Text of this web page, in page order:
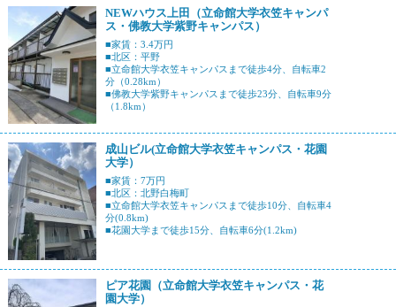
NEWハウス上田（立命館大学衣笠キャンパ
ス・佛教大学紫野キャンパス）
■家賃：3.4万円
■北区：平野
■立命館大学衣笠キャンパスまで徒歩4分、自転車2
分（0.28km）
■佛教大学紫野キャンパスまで徒歩23分、自転車9分
（1.8km）
成山ビル(立命館大学衣笠キャンパス・花園
大学）
■家賃：7万円
■北区：北野白梅町
■立命館大学衣笠キャンパスまで徒歩10分、自転車4
分(0.8km)
■花園大学まで徒歩15分、自転車6分(1.2km)
ピア花園（立命館大学衣笠キャンパス・花
園大学）